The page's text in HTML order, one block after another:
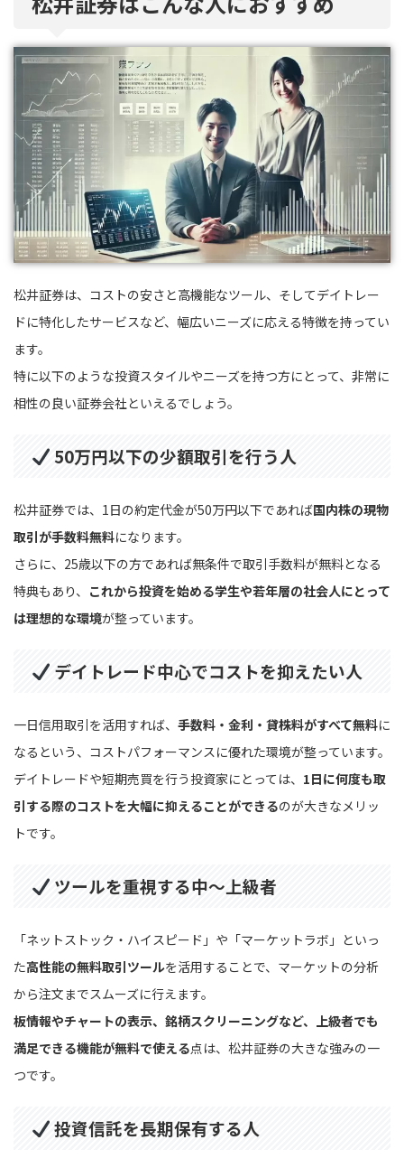
松井証券は、コストの安さと高機能なツール、そしてデイトレー
ドに特化したサービスなど、幅広いニーズに応える特徴を持ってい
ます。
特に以下のような投資スタイルやニーズを持つ方にとって、非常に
相性の良い証券会社といえるでしょう。
50万円以下の少額取引を行う人
松井証券では、1日の約定代金が50万円以下であれば国内株の現物
取引が手数料無料になります。
さらに、25歳以下の方であれば無条件で取引手数料が無料となる
特典もあり、 これから投資を始める学生や若年層の社会人にとって
は理想的な環境が整っています。
デイトレード中心でコストを抑えたい人
一日信用取引を活用すれば、 手数料・金利・貸株料がすべて無料に
なるという、コストパフォーマンスに優れた環境が整っています。
デイトレードや短期売買を行う投資家にとっては、 1日に何度も取
引する際のコストを大幅に抑えることができるのが大きなメリッ
トです。
ツールを重視する中〜上級者
「ネットストック・ハイスピード」や「マーケットラボ」といっ
た高性能の無料取引ツールを活用することで、マーケットの分析
から注文までスムーズに行えます。
板情報やチャートの表示、銘柄スクリーニングなど、上級者でも
満足できる機能が無料で使える点は、松井証券の大きな強みの一
つです。
投資信託を長期保有する人